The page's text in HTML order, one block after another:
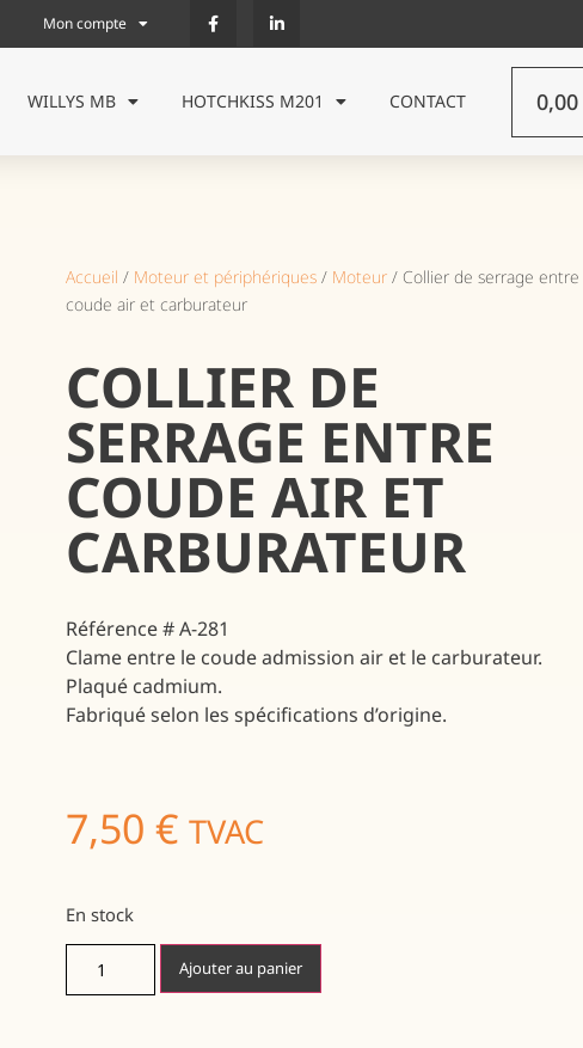
Mon compte
WILLYS MB HOTCHKISS M201 CONTACT 0,00
Accueil / Moteur et périphériques / Moteur / Collier de serrage entre
coude air et carburateur
COLLIER DE
SERRAGE ENTRE
COUDE AIR ET
CARBURATEUR
Référence# A-281
Clame entre le coude admission air et le carburateur.
Plaqué cadmium.
Fabriqué selon les spécifications d’origine.
7,50 € TVAC
En stock
Ajouter au panier